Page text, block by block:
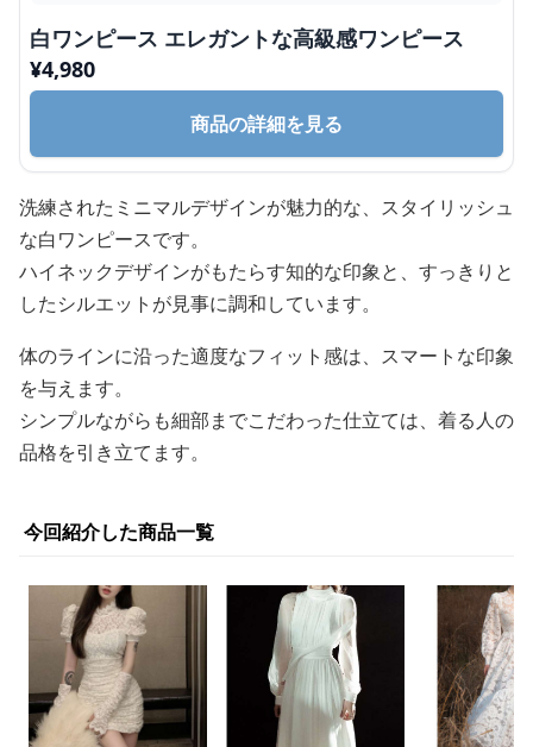
白ワンピース エレガントな高級感ワンピース
¥4,980
商品の詳細を見る
洗練されたミニマルデザインが魅力的な、スタイリッシュ
な白ワンピースです。
ハイネックデザインがもたらす知的な印象と、すっきりと
したシルエットが見事に調和しています。
体のラインに沿った適度なフィット感は、スマートな印象
を与えます。
シンプルながらも細部までこだわった仕立ては、着る人の
品格を引き立てます。
今回紹介した商品一覧